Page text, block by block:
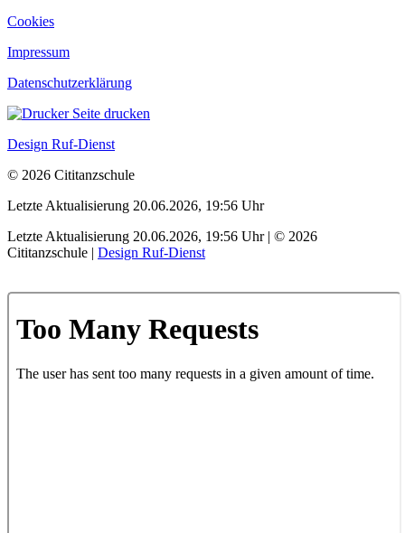
Cookies
Impressum
Datenschutzerklärung
Seite drucken
Design Ruf-Dienst
© 2026 Cititanzschule
Letzte Aktualisierung 20.06.2026, 19:56 Uhr
Letzte Aktualisierung 20.06.2026, 19:56 Uhr | © 2026
Cititanzschule | Design Ruf-Dienst